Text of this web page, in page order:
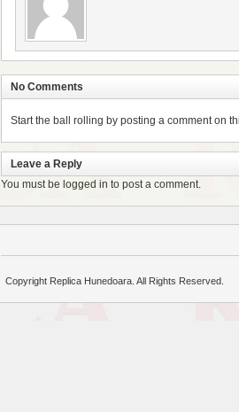
No Comments
Start the ball rolling by posting a comment on
Leave a Reply
You must be logged in to post a comment.
Copyright Replica Hunedoara. All Rights Reserved.